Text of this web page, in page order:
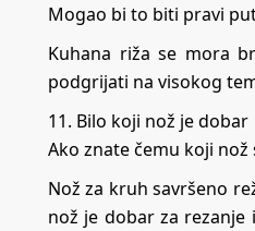
Mogao bi to biti pravi
Kuhana riža se mora
podgrijati na visokog
11. Bilo koji nož je dobar
Ako znate čemu koji
Nož za kruh savršeno
nož je dobar za